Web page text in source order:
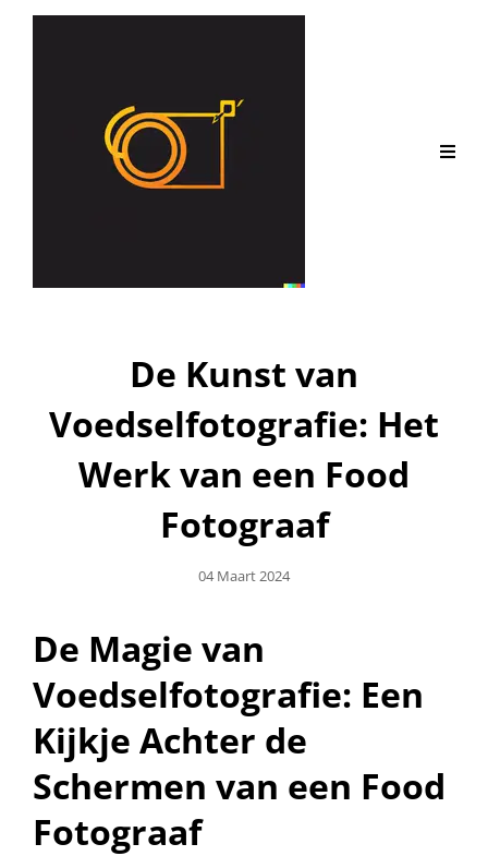
De Kunst van
Voedselfotografie: Het
Werk van een Food
Fotograaf
Geplaatst
04 Maart 2024
De Magie van
Voedselfotografie: Een
Kijkje Achter de
Schermen van een Food
Fotograaf